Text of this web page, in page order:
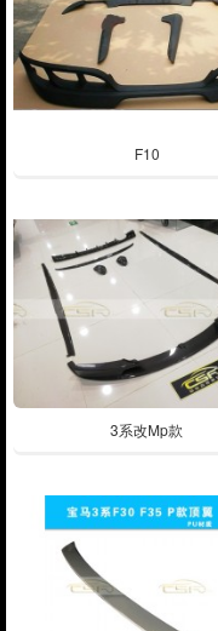
F10
3系改Mp款